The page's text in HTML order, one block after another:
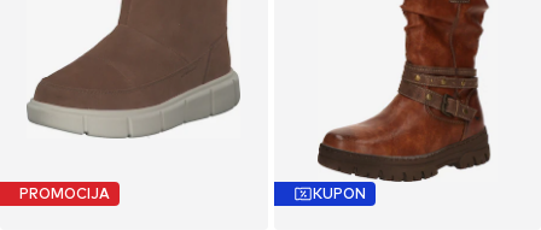
PROMOCIJA KUPON